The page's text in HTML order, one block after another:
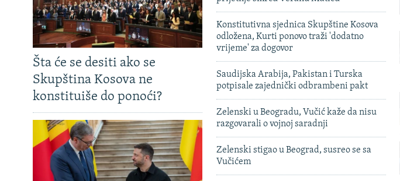
Šta će se desiti ako se
Skupština Kosova ne
konstituiše do ponoći?
Konstitutivna sjednica Skupštine Kosova
odložena, Kurti ponovo traži 'dodatno
vrijeme' za dogovor
Saudijska Arabija, Pakistan i Turska
potpisale zajednički odbrambeni pakt
Zelenski u Beogradu, Vučić kaže da nisu
razgovarali o vojnoj saradnji
Zelenski stigao u Beograd, susreo se sa
Vučićem